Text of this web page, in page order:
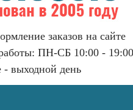
заказов на сайте
ПН-СБ 10:00 - 19:00
- выходной день